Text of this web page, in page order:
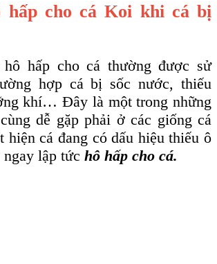
hấp cho cá Koi khi cá bị
hô hấp cho cá thường được sử
hợp cá bị sốc nước, thiếu
khí… Đây là một trong những
dễ gặp phải ở các giống cá
hiện cá đang có dấu hiệu thiếu ô
lập tức hô hấp cho cá.